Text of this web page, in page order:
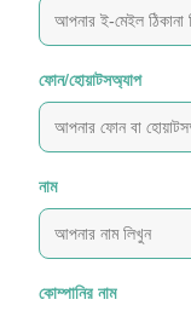
ফোন/হোয়াটসঅ্যাপ
নাম
কোম্পানির নাম